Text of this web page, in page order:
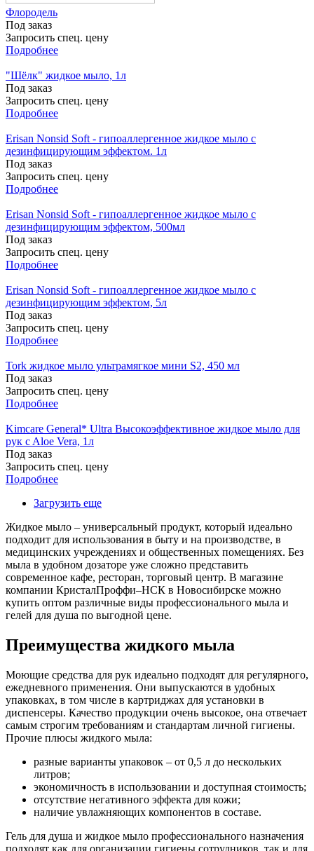
Флородель
Под заказ
Запросить спец. цену
Подробнее
"Шёлк" жидкое мыло, 1л
Под заказ
Запросить спец. цену
Подробнее
Erisan Nonsid Soft - гипоаллергенное жидкое мыло с
дезинфицирующим эффектом. 1л
Под заказ
Запросить спец. цену
Подробнее
Erisan Nonsid Soft - гипоаллергенное жидкое мыло с
дезинфицирующим эффектом, 500мл
Под заказ
Запросить спец. цену
Подробнее
Erisan Nonsid Soft - гипоаллергенное жидкое мыло с
дезинфицирующим эффектом, 5л
Под заказ
Запросить спец. цену
Подробнее
Tork жидкое мыло ультрамягкое мини S2, 450 мл
Под заказ
Запросить спец. цену
Подробнее
Kimcare General* Ultra Высокоэффективное жидкое мыло для
рук c Aloe Vera, 1л
Под заказ
Запросить спец. цену
Подробнее
Загрузить еще
Жидкое мыло – универсальный продукт, который идеально
подходит для использования в быту и на производстве, в
медицинских учреждениях и общественных помещениях. Без
мыла в удобном дозаторе уже сложно представить
современное кафе, ресторан, торговый центр. В магазине
компании КристалПроффи–НСК в Новосибирске можно
купить оптом различные виды профессионального мыла и
гелей для душа по выгодной цене.
Преимущества жидкого мыла
Моющие средства для рук идеально подходят для регулярного,
ежедневного применения. Они выпускаются в удобных
упаковках, в том числе в картриджах для установки в
диспенсеры. Качество продукции очень высокое, она отвечает
самым строгим требованиям и стандартам личной гигиены.
Прочие плюсы жидкого мыла:
разные варианты упаковок – от 0,5 л до нескольких
литров;
экономичность в использовании и доступная стоимость;
отсутствие негативного эффекта для кожи;
наличие увлажняющих компонентов в составе.
Гель для душа и жидкое мыло профессионального назначения